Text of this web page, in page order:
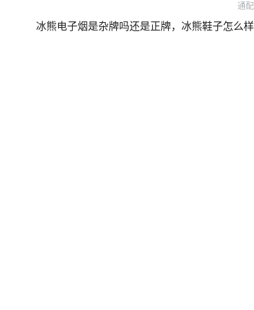
通配
冰熊电子烟是杂牌吗还是正牌，冰熊鞋子怎么样